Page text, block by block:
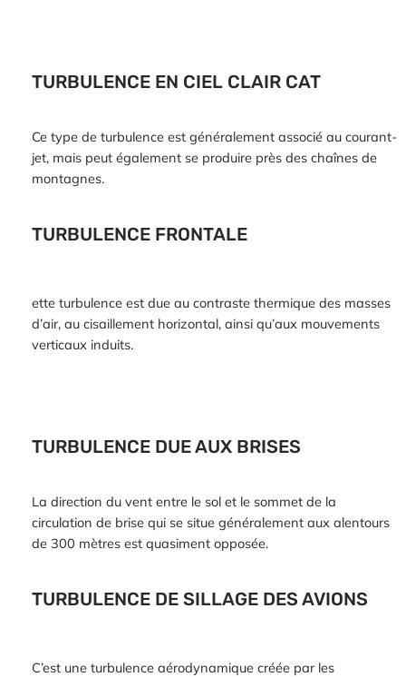
TURBULENCE EN CIEL CLAIR CAT
Ce type de turbulence est généralement associé au courant-
jet, mais peut également se produire près des chaînes de
montagnes.
TURBULENCE FRONTALE
ette turbulence est due au contraste thermique des masses
d’air, au cisaillement horizontal, ainsi qu’aux mouvements
verticaux induits.
TURBULENCE DUE AUX BRISES
La direction du vent entre le sol et le sommet de la
circulation de brise qui se situe généralement aux alentours
de 300 mètres est quasiment opposée.
TURBULENCE DE SILLAGE DES AVIONS
C’est une turbulence aérodynamique créée par les